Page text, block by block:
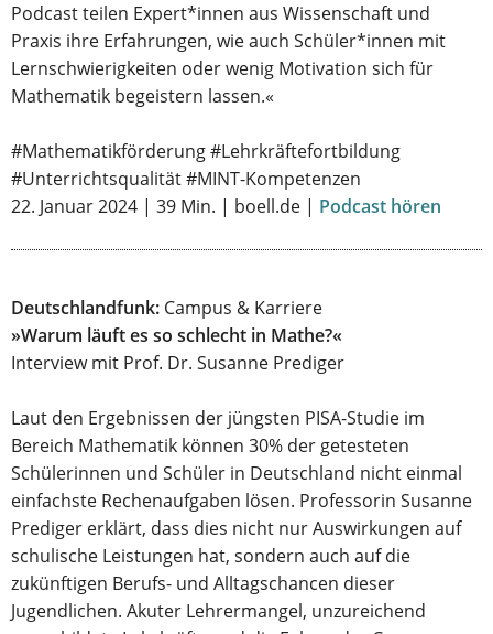
Podcast teilen Expert*innen aus Wissenschaft und
Praxis ihre Erfahrungen, wie auch Schüler*innen mit
Lernschwierigkeiten oder wenig Motivation sich für
Mathematik begeistern lassen.«
#Mathematikförderung #Lehrkräftefortbildung
#Unterrichtsqualität #MINT-Kompetenzen
22. Januar 2024 | 39 Min. | boell.de | Podcast hören
Deutschlandfunk: Campus & Karriere
»Warum läuft es so schlecht in Mathe?«
Interview mit Prof. Dr. Susanne Prediger
Laut den Ergebnissen der jüngsten PISA-Studie im
Bereich Mathematik können 30% der getesteten
Schülerinnen und Schüler in Deutschland nicht einmal
einfachste Rechenaufgaben lösen. Professorin Susanne
Prediger erklärt, dass dies nicht nur Auswirkungen auf
schulische Leistungen hat, sondern auch auf die
zukünftigen Berufs- und Alltagschancen dieser
Jugendlichen. Akuter Lehrermangel, unzureichend